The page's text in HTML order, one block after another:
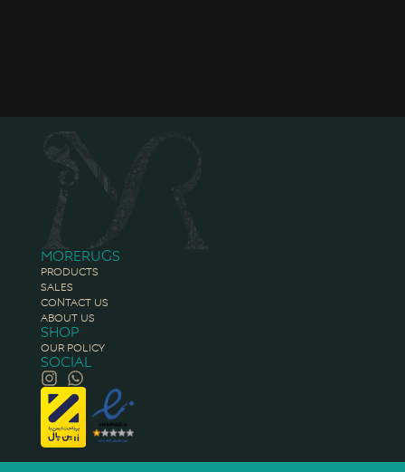
Morerugs
Products
Sales
Contact Us
About Us
Shop
Our Policy
Social